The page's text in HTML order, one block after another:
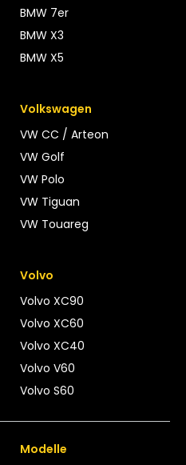
BMW 7er
BMW X3
BMW X5
Volkswagen
VW CC / Arteon
VW Golf
VW Polo
VW Tiguan
VW Touareg
Volvo
Volvo XC90
Volvo XC60
Volvo XC40
Volvo V60
Volvo S60
Modelle